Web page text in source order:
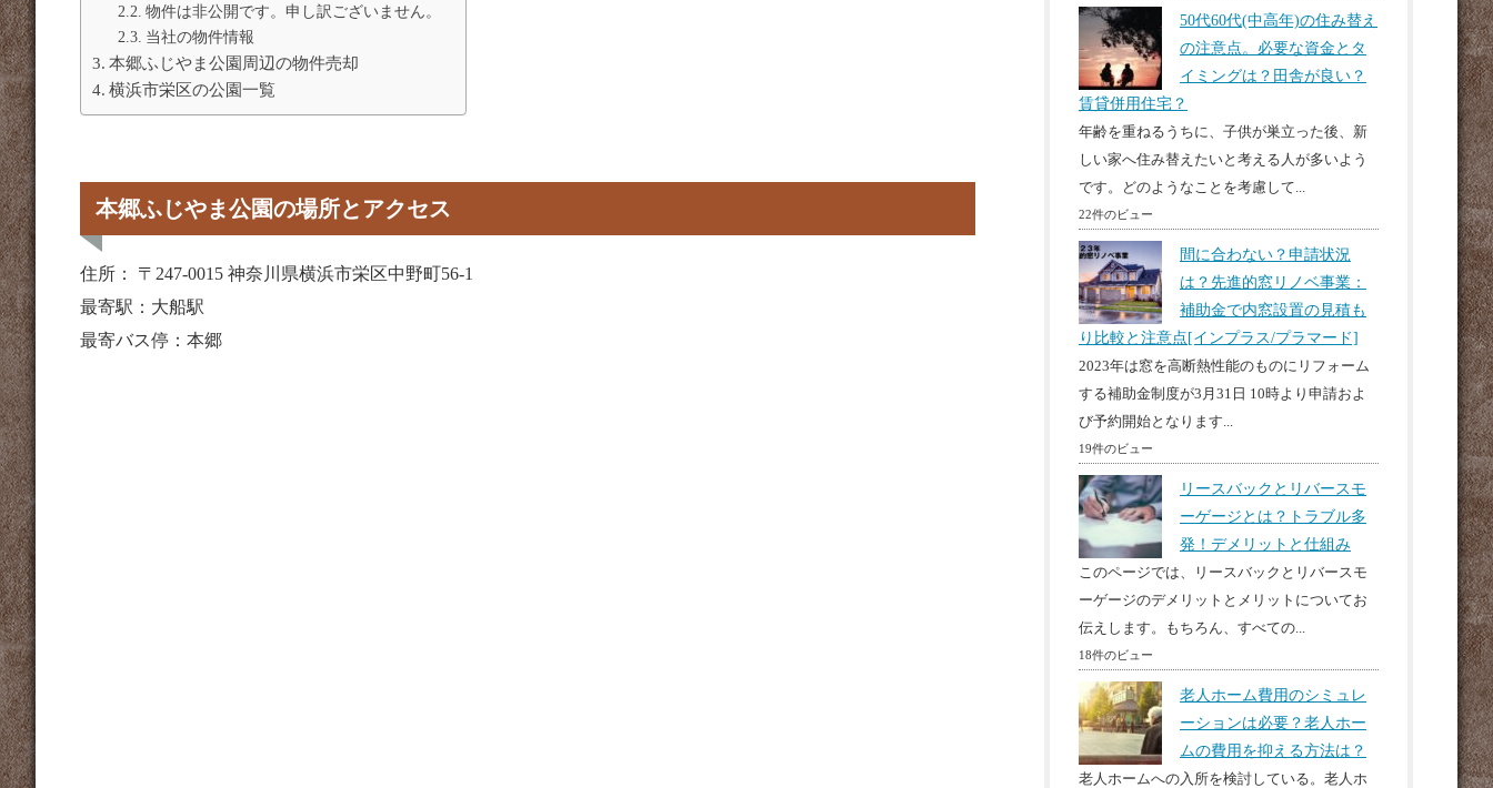
物件は非公開です。申し訳ございません。
当社の物件情報
本郷ふじやま公園周辺の物件売却
横浜市栄区の公園一覧
本郷ふじやま公園の場所とアクセス
住所： 〒247-0015 神奈川県横浜市栄区中野町56-1
最寄駅：大船駅
最寄バス停：本郷
50代60代(中高年)の住み替え
の注意点。必要な資金とタ
イミングは？田舎が良い？
賃貸併用住宅？
年齢を重ねるうちに、子供が巣立った後、新
しい家へ住み替えたいと考える人が多いよう
です。どのようなことを考慮して...
22件のビュー
間に合わない？申請状況
は？先進的窓リノベ事業：
補助金で内窓設置の見積も
り比較と注意点[インプラス/プラマード]
2023年は窓を高断熱性能のものにリフォーム
する補助金制度が3月31日 10時より申請およ
び予約開始となります...
19件のビュー
リースバックとリバースモ
ーゲージとは？トラブル多
発！デメリットと仕組み
このページでは、リースバックとリバースモ
ーゲージのデメリットとメリットについてお
伝えします。もちろん、すべての...
18件のビュー
老人ホーム費用のシミュレ
ーションは必要？老人ホー
ムの費用を抑える方法は？
老人ホームへの入所を検討している。老人ホ